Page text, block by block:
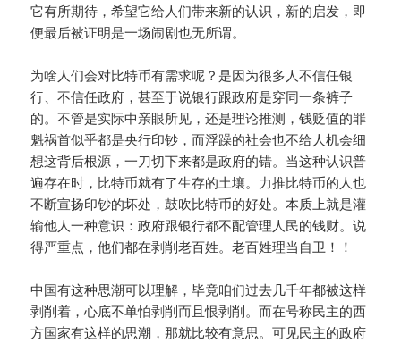
它有所期待，希望它给人们带来新的认识，新的启发，即
便最后被证明是一场闹剧也无所谓。
为啥人们会对比特币有需求呢？是因为很多人不信任银
行、不信任政府，甚至于说银行跟政府是穿同一条裤子
的。不管是实际中亲眼所见，还是理论推测，钱贬值的罪
魁祸首似乎都是央行印钞，而浮躁的社会也不给人机会细
想这背后根源，一刀切下来都是政府的错。当这种认识普
遍存在时，比特币就有了生存的土壤。力推比特币的人也
不断宣扬印钞的坏处，鼓吹比特币的好处。本质上就是灌
输他人一种意识：政府跟银行都不配管理人民的钱财。说
得严重点，他们都在剥削老百姓。老百姓理当自卫！！
中国有这种思潮可以理解，毕竟咱们过去几千年都被这样
剥削着，心底不单怕剥削而且恨剥削。而在号称民主的西
方国家有这样的思潮，那就比较有意思。可见民主的政府